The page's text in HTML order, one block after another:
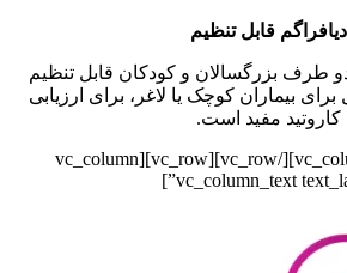
دیافراگم قابل تنظیم
طرف بزرگسالان و کودکان قابل تنظیم
بیماران کوچک یا لاغر، برای ارزیابی
کاروتید مفید است.
[/vc_column_text][/vc_column][/vc_row][vc_row][vc_column